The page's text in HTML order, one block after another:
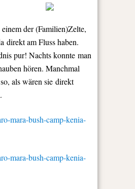
der (Familien)Zelte,
direkt am Fluss haben.
pur! Nachts konnte man
hören. Manchmal
als wären sie direkt